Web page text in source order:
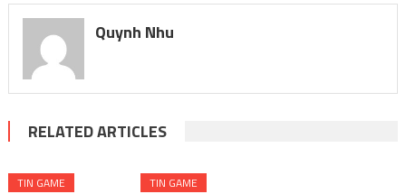
Quynh Nhu
RELATED ARTICLES
TIN GAME TIN GAME